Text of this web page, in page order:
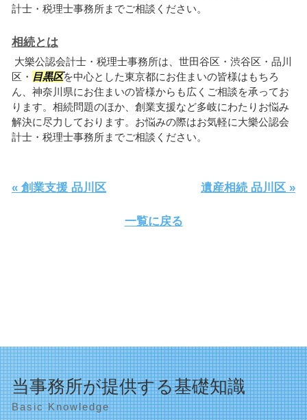
計士・税理士事務所までご相談ください。
相続とは
大樂公認会計士・税理士事務所は、世田谷区・渋谷区・品川
区・ 目黒区を中心とした東京都にお住まいの皆様はもちろ
ん、神奈川県にお住まいの皆様からも広くご相談を承ってお
ります。相続問題のほか、創業支援など多岐にわたりお悩み
解決に尽力しております。お悩みの際はお気軽に大樂公認会
計士・税理士事務所までご相談ください。
« 創業支援 品川区 遺産相続 品川区 »
一覧に戻る
当事務所が提供する基礎知識
Basic Knowledge